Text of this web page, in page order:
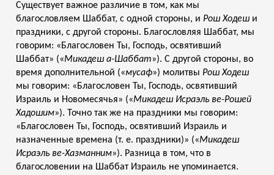
Существует важное различие в том, как мы
благословляем Шаббат, с одной стороны, и Рош Ходеш и
праздники, с другой стороны. Благословляя Шаббат, мы
говорим: «Благословен Ты, Господь, освятивший
Шаббат» («Микадеш а-Шаббат»). С другой стороны, во
время дополнительной («мусаф») молитвы Рош Ходеш
мы говорим: «Благословен Ты, Господь, освятивший
Израиль и Новомесячья» («Микадеш Исраэль ве-Рошей
Хадошим»). Точно так же на праздники мы говорим:
«Благословен Ты, Господь, освятивший Израиль и
назначенные времена (т. е. праздники)» («Микадеш
Исраэль ве-Хазманним»). Разница в том, что в
благословении на Шаббат Израиль не упоминается.